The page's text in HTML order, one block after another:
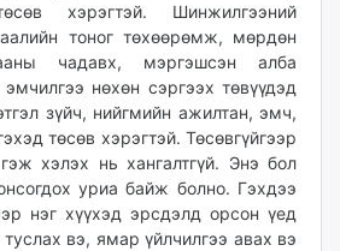
хэрэгтэй. Шинжилгээний
тоног төхөөрөмж, мөрдөн
чадавх, мэргэшсэн алба
нөхөн сэргээх төвүүдэд
зүйч, нийгмийн ажилтан, эмч,
төсөв хэрэгтэй. Төсөвгүйгээр
хэлэх нь хангалтгүй. Энэ бол
уриа байж болно. Гэхдээ
нэг хүүхэд эрсдэлд орсон үед
вэ, ямар үйлчилгээ авах вэ